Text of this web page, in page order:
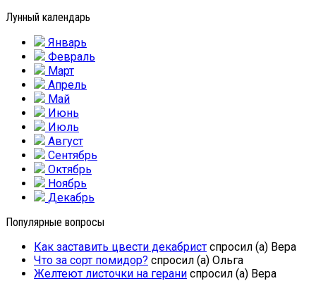
Лунный календарь
Январь
Февраль
Март
Апрель
Май
Июнь
Июль
Август
Сентябрь
Октябрь
Ноябрь
Декабрь
Популярные вопросы
Как заставить цвести декабрист спросил (а) Вера
Что за сорт помидор? спросил (а) Ольга
Желтеют листочки на герани спросил (а) Вера